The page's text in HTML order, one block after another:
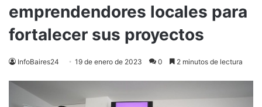
emprendendores locales para
fortalecer sus proyectos
InfoBaires24 19 de enero de 2023 0 2 minutos de lectura